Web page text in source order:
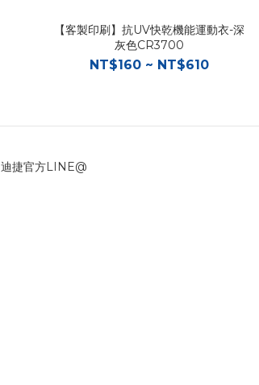
【客製印刷】抗UV快乾機能運動衣-深
灰色CR3700
NT$160 ~ NT$610